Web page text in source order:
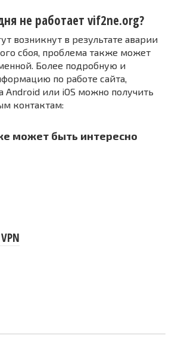
не работает vif2ne.org?
возникнут в результате аварии
сбоя, проблема также может
Более подробную и
по работе сайта,
Android или iOS можно получить
контактам:
может быть интересно